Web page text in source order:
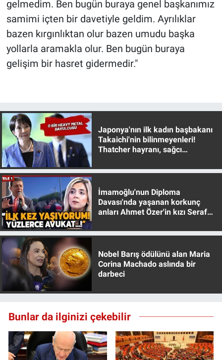
gelmedim. Ben bugün buraya genel başkanımız
samimi içten bir davetiyle geldim. Ayrılıklar
bazen kırgınlıktan olur bazen umudu başka
yollarla aramakla olur. Ben bugün buraya
gelişim bir hasret gidermedir."
Japonya'nın ilk kadın başbakanı
Takaichi'nin bilinmeyenleri!
Thatcher hayranı, sağcı
İmamoğlu'nun Diploma
Davası'nda yaşanan korkunç
anları Ahmet Özer'in kızı Seraf
Nobel Barış ödülünü alan Maria
Corina Machado aslında bir
darbeci
Bunlar da ilginizi çekebilir
Spor
Teknoloji
Türkiye'nin Geleceği
Yerel Gündem
Yerel Yaşam
Canlı Yayın